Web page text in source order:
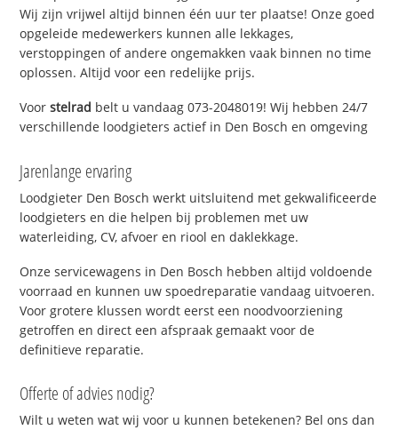
Wij zijn vrijwel altijd binnen één uur ter plaatse! Onze goed
opgeleide medewerkers kunnen alle lekkages,
verstoppingen of andere ongemakken vaak binnen no time
oplossen. Altijd voor een redelijke prijs.
Voorstelrad belt u vandaag 073-2048019! Wij hebben 24/7
verschillende loodgieters actief in Den Bosch en omgeving
Jarenlange ervaring
Loodgieter Den Bosch werkt uitsluitend met gekwalificeerde
loodgieters en die helpen bij problemen met uw
waterleiding, CV, afvoer en riool en daklekkage.
Onze servicewagens in Den Bosch hebben altijd voldoende
voorraad en kunnen uw spoedreparatie vandaag uitvoeren.
Voor grotere klussen wordt eerst een noodvoorziening
getroffen en direct een afspraak gemaakt voor de
definitieve reparatie.
Offerte of advies nodig?
Wilt u weten wat wij voor u kunnen betekenen? Bel ons dan